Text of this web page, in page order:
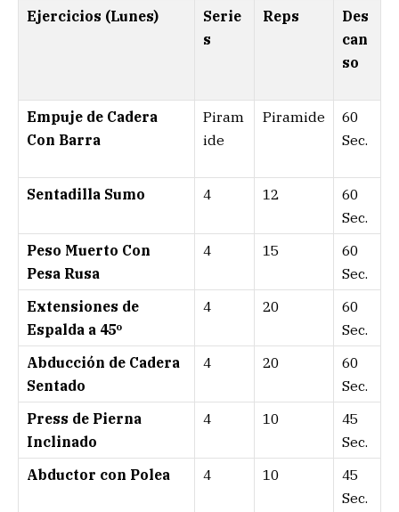
Ejercicios (Lunes)
Serie
s
Reps
Des
can
so
Empuje de Cadera
Con Barra
Piram
ide
Piramide
60
Sec.
Sentadilla Sumo 4 12
60
Sec.
Peso Muerto Con
Pesa Rusa
4 15
60
Sec.
Extensiones de
Espalda a 45º
4 20
60
Sec.
Abducción de Cadera
Sentado
4 20
60
Sec.
Press de Pierna
Inclinado
4 10
45
Sec.
Abductor con Polea
4 10
45
Sec.